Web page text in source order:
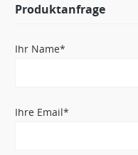
Produktanfrage
Ihr Name*
Ihre Email*